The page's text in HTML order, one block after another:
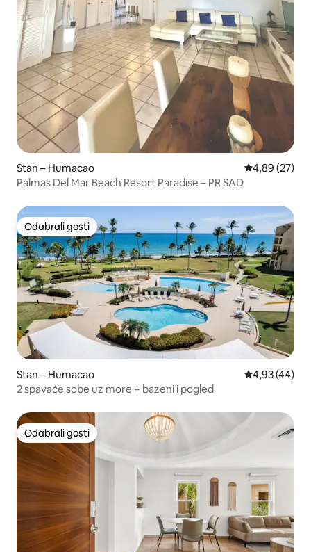
Stan – Humacao Prosječna
4,89 (27)
Palmas Del Mar Beach Resort Paradise – PR SAD
Odabrali gosti
Odabrali gosti
Stan – Humacao Prosječna
4,93 (44)
2 spavaće sobe uz more + bazeni i pogled
Odabrali gosti
Odabrali gosti